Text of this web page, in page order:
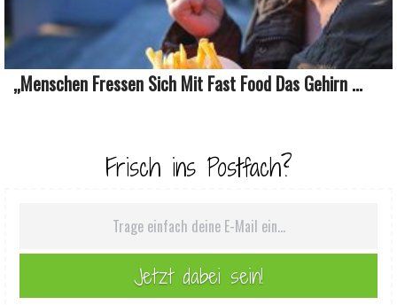
„Menschen Fressen Sich Mit Fast Food Das Gehirn ...
Frisch ins Postfach?